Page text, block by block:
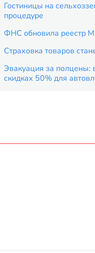
Гостиницы на
процедуре
ФНС обновила реестр
Страховка товаров
Эвакуация за полцены:
скидках 50% для